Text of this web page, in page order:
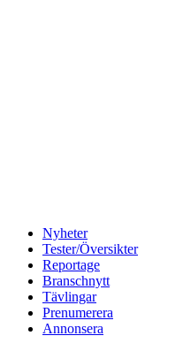
Nyheter
Tester/Översikter
Reportage
Branschnytt
Tävlingar
Prenumerera
Annonsera